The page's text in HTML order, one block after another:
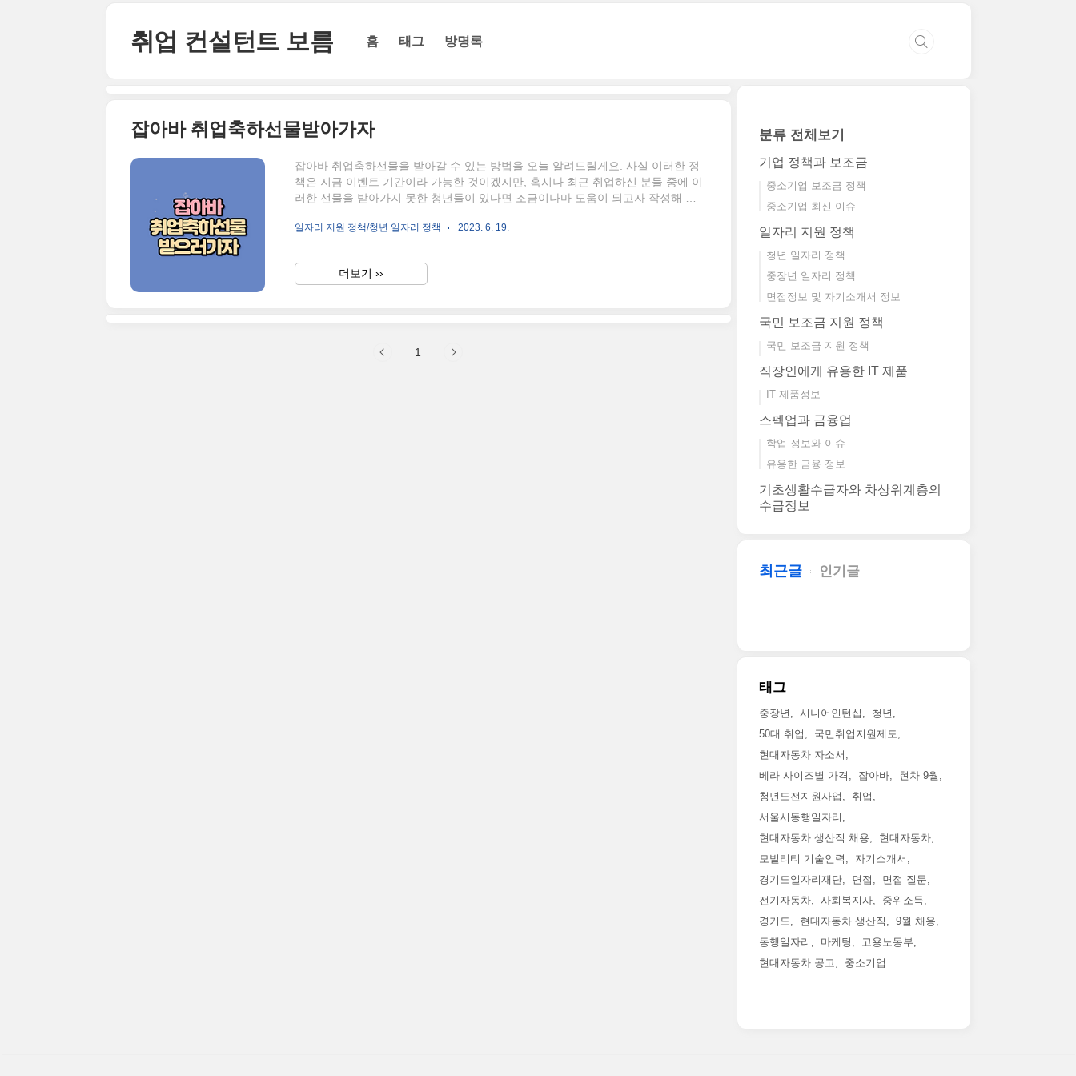
취업 컨설턴트 보름 홈 태그 방명록
잡아바 취업축하선물받아가자
잡아바 취업축하선물을 받아갈 수 있는 방법을 오늘 알려드릴게요. 사실 이러한 정
책은 지금 이벤트 기간이라 가능한 것이겠지만, 혹시나 최근 취업하신 분들 중에 이
러한 선물을 받아가지 못한 청년들이 있다면 조금이나마 도움이 되고자 작성해 봅
고 있어야 하는 이유 중 하나죠. 잡아바는 무슨 사이트인데요? 잡아바는 경기도일자
에 대한 공고 등을 확인할 수 있는 사이트로서, 경기도에서 취업을 준비하시는 분들
이라면 유용하게 사용하실 수 있는 플랫폼입니다. 일반 채용 사이트와는 달리 홈페
일자리 지원 정책/청년 일자리 정책 2023. 6. 19.
더보기 ››
1
분류 전체보기
기업 정책과 보조금
중소기업 보조금 정책
중소기업 최신 이슈
일자리 지원 정책
청년 일자리 정책
중장년 일자리 정책
면접정보 및 자기소개서 정보
국민 보조금 지원 정책
국민 보조금 지원 정책
직장인에게 유용한 IT 제품
IT 제품정보
스펙업과 금융업
학업 정보와 이슈
유용한 금융 정보
기초생활수급자와 차상위계층의
수급정보
최근글 인기글
태그
중장년 시니어인턴십
청년
50대 취업
국민취업지원제도
현대자동차 자소서
베라 사이즈별 가격
잡아바
현차 9월
청년도전지원사업
취업
서울시동행일자리
현대자동차 생산직 채용
현대자동차
모빌리티 기술인력
자기소개서
경기도일자리재단
면접
면접 질문
전기자동차
사회복지사
중위소득
경기도
현대자동차 생산직
9월 채용
동행일자리
마케팅
고용노동부
현대자동차 공고
중소기업